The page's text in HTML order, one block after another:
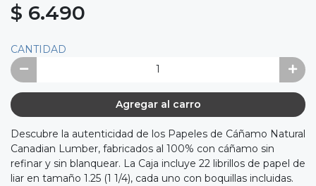
$ 6.490
CANTIDAD
Agregar al carro
Descubre la autenticidad de los Papeles de Cáñamo Natural
Canadian Lumber, fabricados al 100% con cáñamo sin
refinar y sin blanquear. La Caja incluye 22 librillos de papel de
liar en tamaño 1.25 (1 1/4), cada uno con boquillas incluidas.